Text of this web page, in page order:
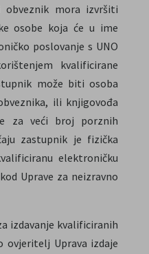
obveznik mora izvršiti
osobe koja će u ime
poslovanje s UNO
kvalificirane
može biti osoba
ili knjigovođa
za veći broj porznih
zastupnik je fizička
elektroničku
Uprave za neizravno
izdavanje kvalificiranih
Uprava izdaje